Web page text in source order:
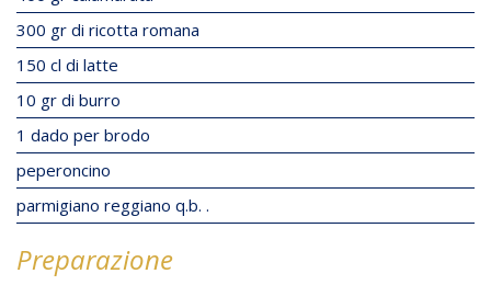
300 gr di ricotta romana
150 cl di latte
10 gr di burro
1 dado per brodo
peperoncino
parmigiano reggiano q.b. .
Preparazione